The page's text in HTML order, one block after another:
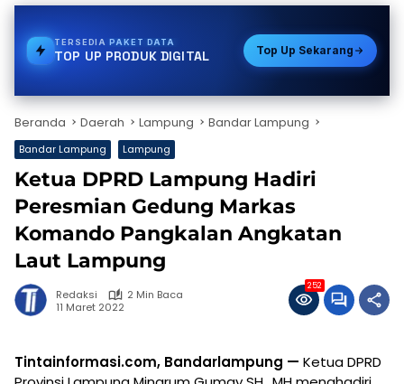
TERSEDIAGAS
TOP UP PRODUK DIGITAL Top Up Sekarang
Beranda Daerah Lampung Bandar Lampung
Bandar Lampung Lampung
Ketua DPRD Lampung Hadiri
Peresmian Gedung Markas
Komando Pangkalan Angkatan
Laut Lampung
Redaksi
2 Min Baca
11 Maret 2022
252
Tintainformasi.com, Bandarlampung — Ketua DPRD